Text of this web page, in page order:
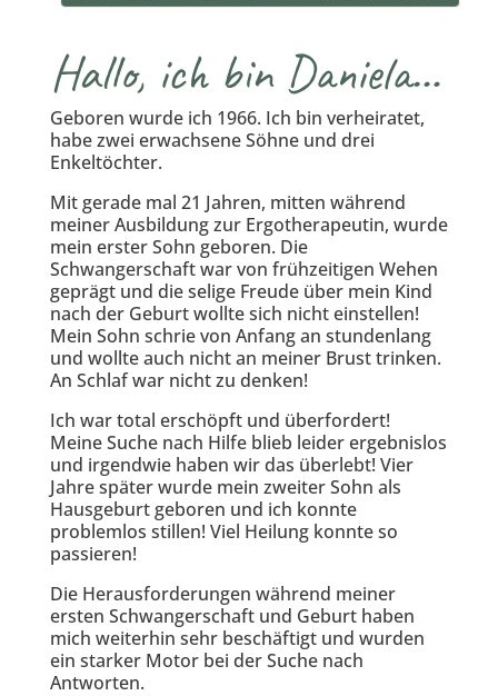
Hallo, ich bin Daniela…
Geboren wurde ich 1966. Ich bin verheiratet,
habe zwei erwachsene Söhne und drei
Enkeltöchter.
Mit gerade mal 21 Jahren, mitten während
meiner Ausbildung zur Ergotherapeutin, wurde
mein erster Sohn geboren. Die
Schwangerschaft war von frühzeitigen Wehen
geprägt und die selige Freude über mein Kind
nach der Geburt wollte sich nicht einstellen!
Mein Sohn schrie von Anfang an stundenlang
und wollte auch nicht an meiner Brust trinken.
An Schlaf war nicht zu denken!
Ich war total erschöpft und überfordert!
Meine Suche nach Hilfe blieb leider ergebnislos
und irgendwie haben wir das überlebt! Vier
Jahre später wurde mein zweiter Sohn als
Hausgeburt geboren und ich konnte
problemlos stillen! Viel Heilung konnte so
passieren!
Die Herausforderungen während meiner
ersten Schwangerschaft und Geburt haben
mich weiterhin sehr beschäftigt und wurden
ein starker Motor bei der Suche nach
Antworten.